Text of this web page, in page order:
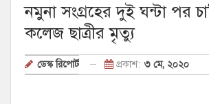
নমুনা সংগ্রহের দুই ঘন্টা পর
কলেজ ছাত্রীর মৃত্যু
ডেস্ক রিপোর্ট প্রকাশ: ৩ মে, ২০২০